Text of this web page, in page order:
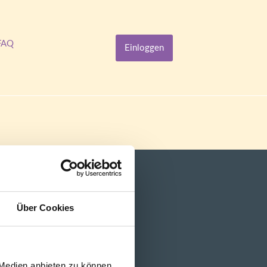
Über Cookies
Einloggen